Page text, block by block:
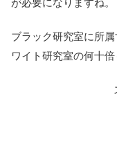
ブラック研究室に所
ワイト研究室の何十倍